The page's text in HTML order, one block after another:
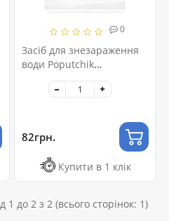
0
Засіб для знезараження
води Poputchik
"Акватон-10" 5 шт Zip (52-
036-IS)
82грн.
Купити в 1 клік
1 до 2 з 2 (всього сторінок: 1)